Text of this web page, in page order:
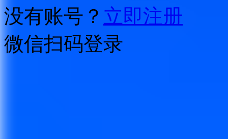
没有账号？ 立即注册
微信扫码登录